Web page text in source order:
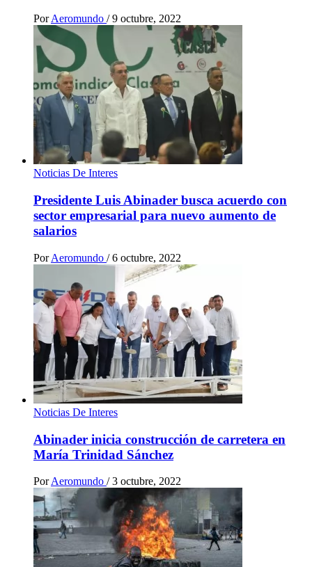
Por Aeromundo / 9 octubre, 2022
Noticias De Interes
Presidente Luis Abinader busca acuerdo con
sector empresarial para nuevo aumento de
salarios
Por Aeromundo / 6 octubre, 2022
Noticias De Interes
Abinader inicia construcción de carretera en
María Trinidad Sánchez
Por Aeromundo / 3 octubre, 2022